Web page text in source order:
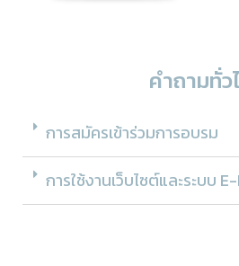
คำถามทั่ว
การสมัครเข้าร่วมการอบรม
การใช้งานเว็บไซต์และระบบ